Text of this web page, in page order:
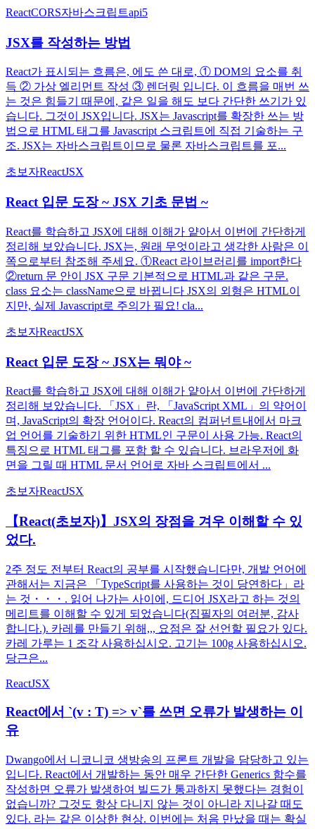
ReactCORS자바스크립트api5
JSX를 작성하는 방법
React가 표시되는 흐름은, 에도 쓴 대로, ① DOM의 요소를 취
득 ② 가상 엘리먼트 작성 ③ 렌더링 입니다. 이 흐름을 매번 쓰
는 것은 힘들기 때문에, 같은 일을 해도 보다 간단한 쓰기가 있
습니다. 그것이 JSX입니다. JSX는 Javascript를 확장한 쓰는 방
법으로 HTML 태그를 Javascript 스크립트에 직접 기술하는 구
조. JSX는 자바스크립트이므로 물론 자바스크립트를 포...
초보자ReactJSX
React 입문 도장 ~ JSX 기초 문법 ~
React를 학습하고 JSX에 대해 이해가 얕아서 이번에 간단하게
정리해 보았습니다. JSX는, 원래 무엇이라고 생각한 사람은 이
쪽으로부터 참조해 주세요. ①React 라이브러리를 import한다
②return 문 안이 JSX 구문 기본적으로 HTML과 같은 구문.
class 요소는 className으로 바뀝니다 JSX의 외형은 HTML이
지만, 실제 Javascript로 주의가 필요! cla...
초보자ReactJSX
React 입문 도장 ~ JSX는 뭐야 ~
React를 학습하고 JSX에 대해 이해가 얕아서 이번에 간단하게
정리해 보았습니다. 「JSX」란, 「JavaScript XML」의 약어이
며, JavaScript의 확장 언어이다. React의 컴퍼넌트내에서 마크
업 언어를 기술하기 위한 HTML인 구문이 사용 가능. React의
특징으로 HTML 태그를 포함 할 수 있습니다. 브라우저에 화
면을 그릴 때 HTML 문서 언어로 자바 스크립트에서 ...
초보자ReactJSX
【React(초보자)】JSX의 장점을 겨우 이해할 수 있
었다.
2주 정도 전부터 React의 공부를 시작했습니다만, 개발 언어에
관해서는 지금은 「TypeScript를 사용하는 것이 당연하다」라
는 것・・・. 읽어 나가는 사이에, 드디어 JSX라고 하는 것의
메리트를 이해할 수 있게 되었습니다(집필자의 여러분, 감사
합니다.). 카레를 만들기 위해,,, 요점은 잘 선언할 필요가 있다.
카레 가루는 1 조각 사용하십시오. 고기는 100g 사용하십시오.
당근은...
ReactJSX
React에서 `(v : T) => v`를 쓰면 오류가 발생하는 이
유
Dwango에서 니코니코 생방송의 프론트 개발을 담당하고 있는
입니다. React에서 개발하는 동안 매우 간단한 Generics 함수를
작성하면 오류가 발생하여 빌드가 통과하지 못했다는 경험이
없습니까? 그것도 항상 다니지 않는 것이 아니라 지나갈 때도
있다. 라는 같은 이상한 현상. 이번에는 처음 만났을 때는 확실